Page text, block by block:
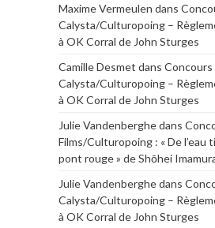
Maxime Vermeulen dans
Calysta/Culturopoing –
à OK Corral de John Sturges
Camille Desmet dans Concours
Calysta/Culturopoing –
à OK Corral de John Sturges
Julie Vandenberghedans
Films/Culturopoing : « De l’eau
pont rouge » de Shōhei
Julie Vandenberghedans
Calysta/Culturopoing –
à OK Corral de John Sturges